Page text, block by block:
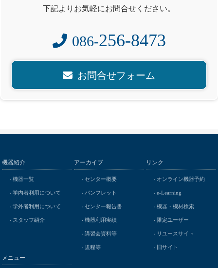
下記よりお気軽にお問合せください。
086-256-8473
お問合せフォーム
機器紹介
機器一覧
学内者利用について
学外者利用について
スタッフ紹介
アーカイブ
センター概要
パンフレット
センター報告書
機器利用実績
講習会資料等
規程等
リンク
オンライン機器予約
e-Learning
機器・機材検索
限定ユーザー
リユースサイト
旧サイト
メニュー